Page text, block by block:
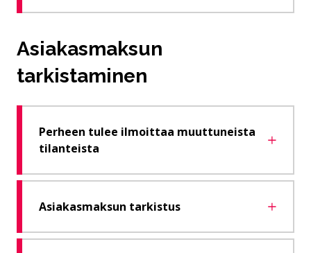
Asiakasmaksun
tarkistaminen
Perheen tulee ilmoittaa muuttuneista
tilanteista
Asiakasmaksun tarkistus